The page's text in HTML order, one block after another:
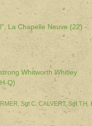
La Chapelle Neuve (22) -
Whitworth Whitley
Q)
Sgt C. CALVERT, Sgt